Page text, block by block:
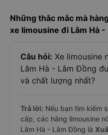
Những thắc mắc mà
xe limousine đi Lâm Hà
Câu hỏi: Xe limousine
Lâm Hà - Lâm Đồng
và chất lượng nhất?
Trả lời: Nếu bạn tìm kiếm
cấp, các hãng limousine
Lâm Hà - Lâm Đồng là